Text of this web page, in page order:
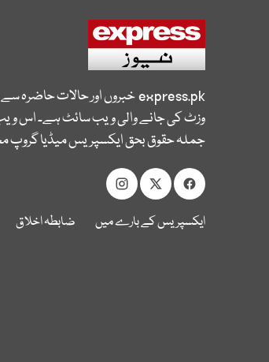
express.pkخبروں اور حالات حاضرہ
وزٹ کی جانے والی ویب سائٹ ہے۔ اس
جملہ حقوق بحق ایکسپریس میڈیا گروپ
ایکسپریس کے بارے میں ضابطہ اخلاق